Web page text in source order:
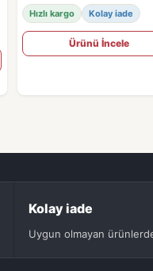
Hızlı kargo Kolay iade
Ürünü İncele
Kolay iade
Uygun olmayan